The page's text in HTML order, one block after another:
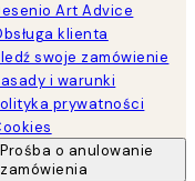
Art Advice
klienta
swoje zamówienie
i warunki
prywatności
Prośba o anulowanie
zamówienia